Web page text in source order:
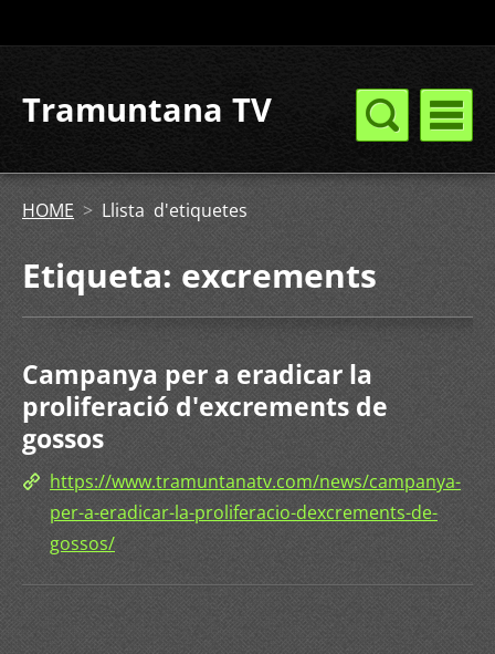
Tramuntana TV
HOME > Llista d'etiquetes
Etiqueta: excrements
Campanya per a eradicar la
proliferació d'excrements de
gossos
https://www.tramuntanatv.com/news/campanya-
per-a-eradicar-la-proliferacio-dexcrements-de-
gossos/